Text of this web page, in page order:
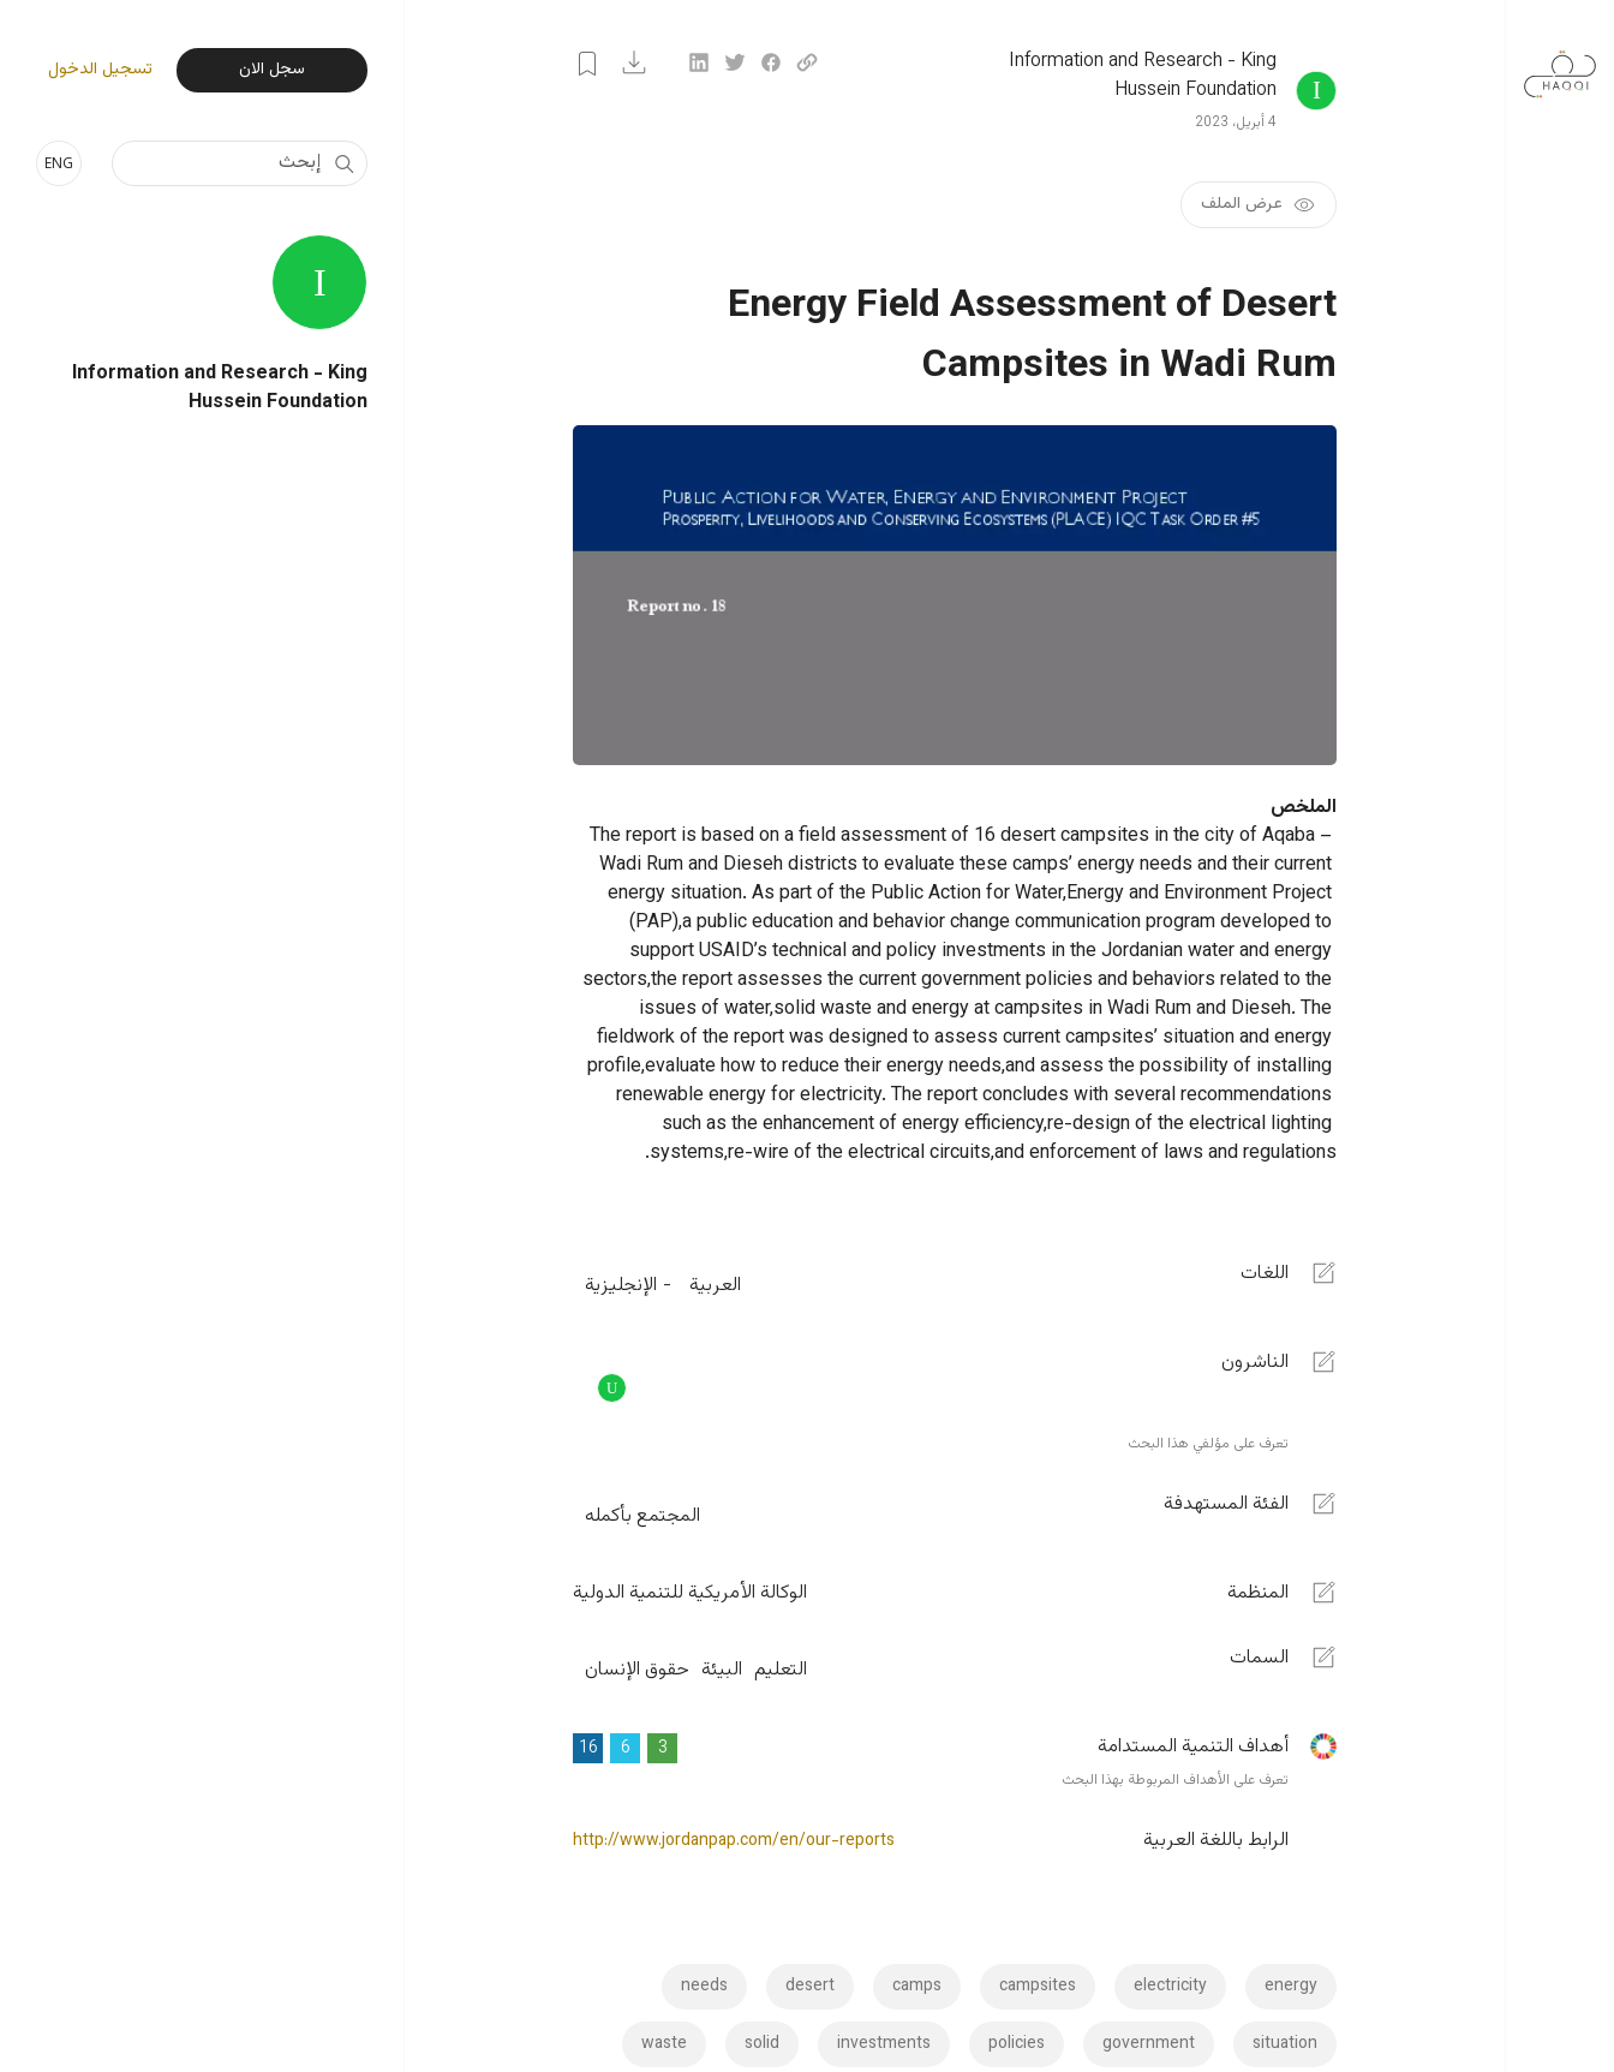
Information and Research - King
Hussein Foundation
4 أبريل، 2023
عرض الملف
Energy Field Assessment of Desert
Campsites in Wadi Rum
الملخص
The report is based on a field assessment of 16 desert campsites in the city of Aqaba –
Wadi Rum and Dieseh districts to evaluate these camps’ energy needs and their current
energy situation. As part of the Public Action for Water,Energy and Environment Project
(PAP),a public education and behavior change communication program developed to
support USAID’s technical and policy investments in the Jordanian water and energy
sectors,the report assesses the current government policies and behaviors related to the
issues of water,solid waste and energy at campsites in Wadi Rum and Dieseh. The
fieldwork of the report was designed to assess current campsites’ situation and energy
profile,evaluate how to reduce their energy needs,and assess the possibility of installing
renewable energy for electricity. The report concludes with several recommendations
such as the enhancement of energy efficiency,re-design of the electrical lighting
systems,re-wire of the electrical circuits,and enforcement of laws and regulations.
اللغات العربية الإنجليزية
الناشرون
تعرف على مؤلفي هذا البحث
الفئة المستهدفة المجتمع بأكمله
المنظمة الوكالة الأمريكية للتنمية الدولية
السمات التعليم البيئة حقوق الإنسان
أهداف التنمية المستدامة 3
6
16
تعرف على الأهداف المربوطة بهذا البحث
الرابط باللغة العربية http://www.jordanpap.com/en/our-reports
energy
electricity
campsites
camps
desert
needs
situation
government
policies
investments
solid
waste
User Login Menu
سجل الان تسجيل الدخول
ENG
Information and Research - King
Hussein Foundation